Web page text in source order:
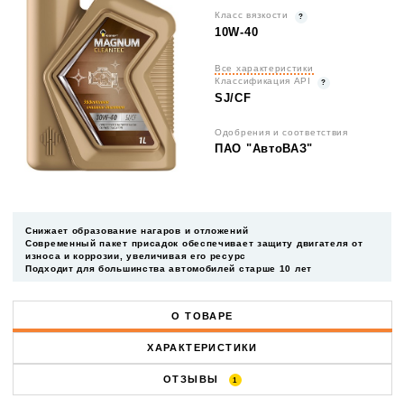
Класс вязкости
10W-40
Все характеристики
Классификация API
SJ/CF
Одобрения и соответствия
ПАО "АвтоВАЗ"
Снижает образование нагаров и отложений
Современный пакет присадок обеспечивает защиту двигателя от
износа и коррозии, увеличивая его ресурс
Подходит для большинства автомобилей старше 10 лет
О ТОВАРЕ
ХАРАКТЕРИСТИКИ
ОТЗЫВЫ 1